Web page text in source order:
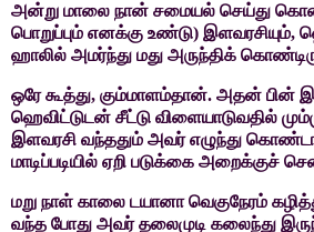
அன்று மாலை நான் சமையல் செய்து
பொறுப்பும் எனக்கு உண்டு) இளவரசியும்,
ஹாலில் அமர்ந்து மது அருந்திக்
ஒரே கூத்து, கும்மாளம்தான். அதன் பின்
ஹெவிட்டுடன் சீட்டு விளையாடுவதில்
இளவரசி வந்ததும் அவர் எழுந்து
மாடிப்படியில் ஏறி படுக்கை அறைக்குச்
மறு நாள் காலை டயானா வெகுநேரம்
வந்த போது அவர் தலைமுடி கலைந்து